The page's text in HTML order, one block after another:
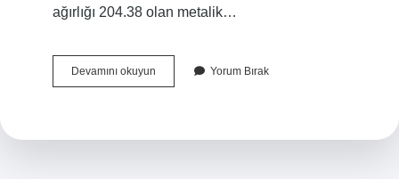
ağırlığı 204.38 olan metalik…
Devamını okuyun80
Element
Yorum Bırak